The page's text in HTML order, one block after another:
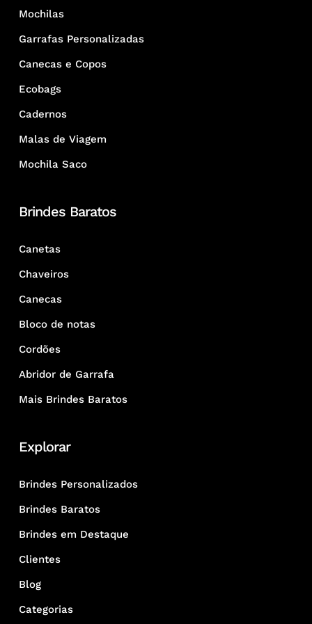
Mochilas
Garrafas Personalizadas
Canecas e Copos
Ecobags
Cadernos
Malas de Viagem
Mochila Saco
Brindes Baratos
Canetas
Chaveiros
Canecas
Bloco de notas
Cordões
Abridor de Garrafa
Mais Brindes Baratos
Explorar
Brindes Personalizados
Brindes Baratos
Brindes em Destaque
Clientes
Blog
Categorias